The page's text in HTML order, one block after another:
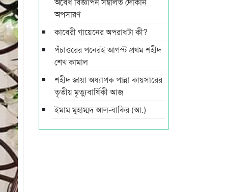
অপসারণ
কাবেরী গায়েনের অপরাধটা কী?
পঁচাত্তরের পনেরই আগস্ট প্রথম শহীদ
শেখ কামাল
শহীদ জায়া অধ্যাপক পান্না কায়সারের
তৃতীয় মৃত্যুবার্ষিকী আজ
ইমাম মুহাম্মদ আল-বাকির (আ.)